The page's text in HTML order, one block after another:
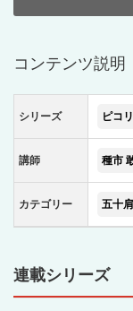
コンテンツ説明
シリーズ ピコ
講師 種市
カテゴリー 五十肩
連載シリーズ